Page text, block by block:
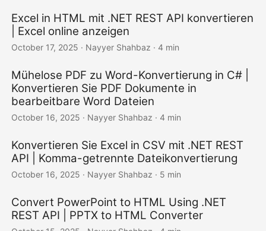
Excel in HTML mit .NET REST API konvertieren
| Excel online anzeigen
October 17, 2025 · Nayyer Shahbaz · 4 min
Mühelose PDF zu Word-Konvertierung in C# |
Konvertieren Sie PDF Dokumente in
bearbeitbare Word Dateien
October 16, 2025 · Nayyer Shahbaz · 4 min
Konvertieren Sie Excel in CSV mit .NET REST
API | Komma-getrennte Dateikonvertierung
October 16, 2025 · Nayyer Shahbaz · 5 min
Convert PowerPoint to HTML Using .NET
REST API | PPTX to HTML Converter